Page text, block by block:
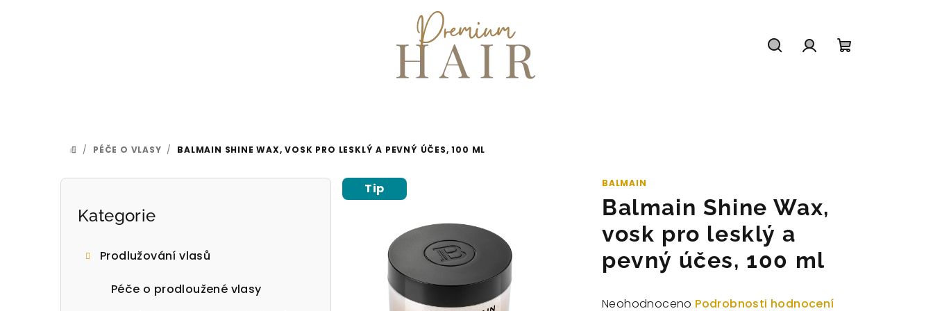
DOMŮ
/ PÉČE O VLASY / BALMAIN SHINE WAX, VOSK PRO LESKLÝ A PEVNÝ ÚČES, 100 ML
P
Přeskočit
kategorie
Kategorie
Prodlužování vlasů
Péče o prodloužené vlasy
BALMAIN
Balmain Shine Wax,
vosk pro lesklý a
pevný účes, 100 ml
Průměrné
Neohodnoceno Podrobnosti hodnocení
Tip